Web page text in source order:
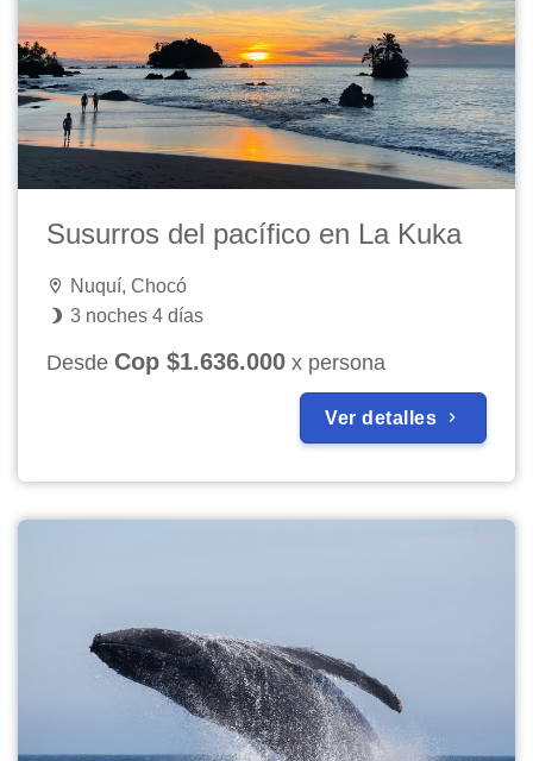
Susurros del pacífico en La Kuka
Nuquí, Chocó
3 noches 4 días
Desde Cop $1.636.000 x persona
Ver detalles